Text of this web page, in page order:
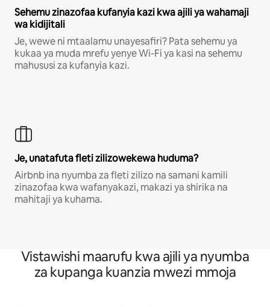
Sehemu zinazofaa kufanyia kazi kwa ajili ya wahamaji
wa kidijitali
Je, wewe ni mtaalamu unayesafiri? Pata sehemu ya
kukaa ya muda mrefu yenye Wi-Fi ya kasi na sehemu
mahususi za kufanyia kazi.
Je, unatafuta fleti zilizowekewa huduma?
Airbnb ina nyumba za fleti zilizo na samani kamili
zinazofaa kwa wafanyakazi, makazi ya shirika na
mahitaji ya kuhama.
Vistawishi maarufu kwa ajili ya nyumba
za kupanga kuanzia mwezi mmoja